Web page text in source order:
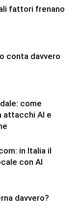
fattori frenano
conta davvero
come
attacchi AI e
in Italia il
con AI
davvero?